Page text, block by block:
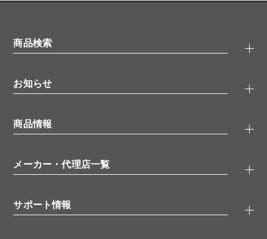
商品検索
タンパク質検索
ELISA/ELISpot検索
品番検索
お知らせ
無料サンプル
ウェビナー （オンラインセミナー）
学会・展示スケジュール
商品情報
抗体
シグナル伝達
糖類／レクチン
メーカー・代理店一覧
代理店
サポート情報